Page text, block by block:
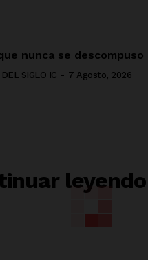
nunca se descompuso
DEL SIGLO IC - 7 Agosto, 2026
leyendo